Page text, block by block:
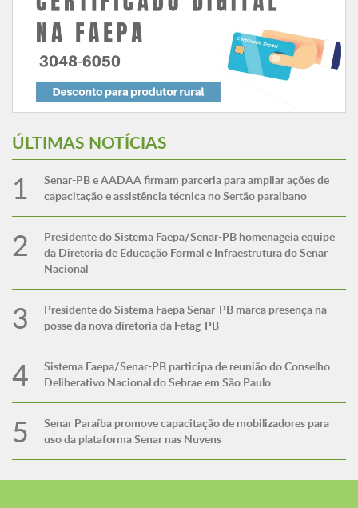
ÚLTIMAS NOTÍCIAS
Senar-PB e AADAA firmam parceria para ampliar ações de
capacitação e assistência técnica no Sertão paraibano
Presidente do Sistema Faepa/Senar-PB homenageia equipe
da Diretoria de Educação Formal e Infraestrutura do Senar
Nacional
Presidente do Sistema Faepa Senar-PB marca presença na
posse da nova diretoria da Fetag-PB
Sistema Faepa/Senar-PB participa de reunião do Conselho
Deliberativo Nacional do Sebrae em São Paulo
Senar Paraíba promove capacitação de mobilizadores para
uso da plataforma Senar nas Nuvens